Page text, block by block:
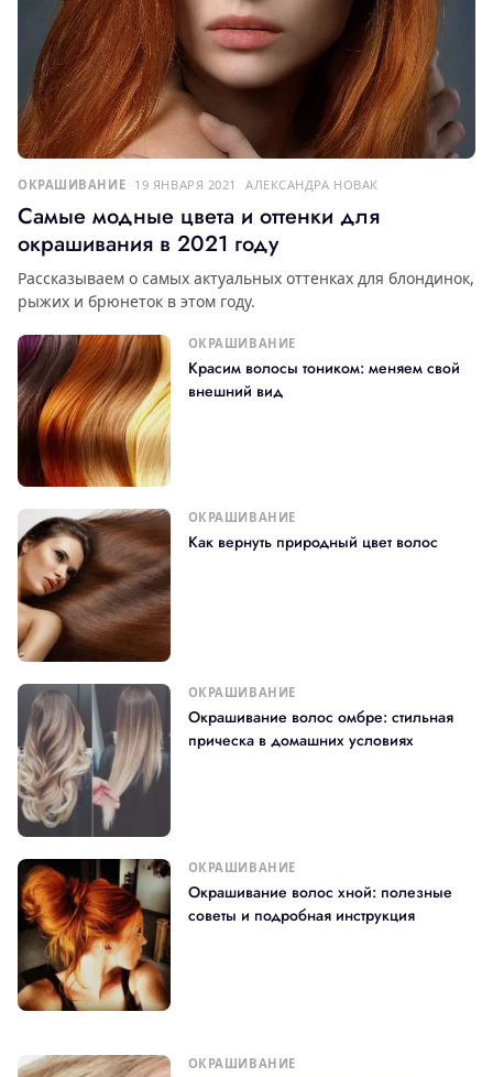
ОКРАШИВАНИЕ 19 ЯНВАРЯ 2021 АЛЕКСАНДРА НОВАК
Самые модные цвета и оттенки для
окрашивания в 2021 году
Рассказываем о самых актуальных оттенках для блондинок,
рыжих и брюнеток в этом году.
ОКРАШИВАНИЕ
Красим волосы тоником: меняем свой
внешний вид
ОКРАШИВАНИЕ
Как вернуть природный цвет волос
ОКРАШИВАНИЕ
Окрашивание волос омбре: стильная
прическа в домашних условиях
ОКРАШИВАНИЕ
Окрашивание волос хной: полезные
советы и подробная инструкция
ОКРАШИВАНИЕ